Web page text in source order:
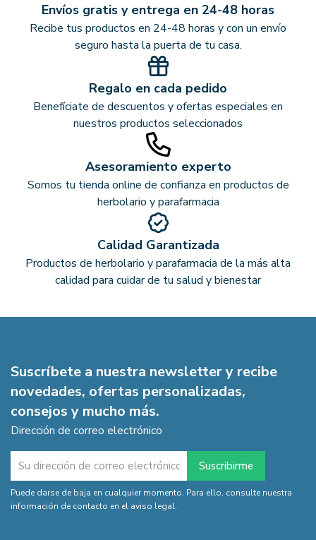
Envíos gratis y entrega en 24-48 horas
Recibe tus productos en 24-48 horas y con un envío
seguro hasta la puerta de tu casa.
Regalo en cada pedido
Benefíciate de descuentos y ofertas especiales en
nuestros productos seleccionados
Asesoramiento experto
Somos tu tienda online de confianza en productos de
herbolario y parafarmacia
Calidad Garantizada
Productos de herbolario y parafarmacia de la más alta
calidad para cuidar de tu salud y bienestar
Suscríbete a nuestra newsletter y recibe
novedades, ofertas personalizadas,
consejos y mucho más.
Dirección de correo electrónico
Puede darse de baja en cualquier momento. Para ello, consulte nuestra
información de contacto en el aviso legal.